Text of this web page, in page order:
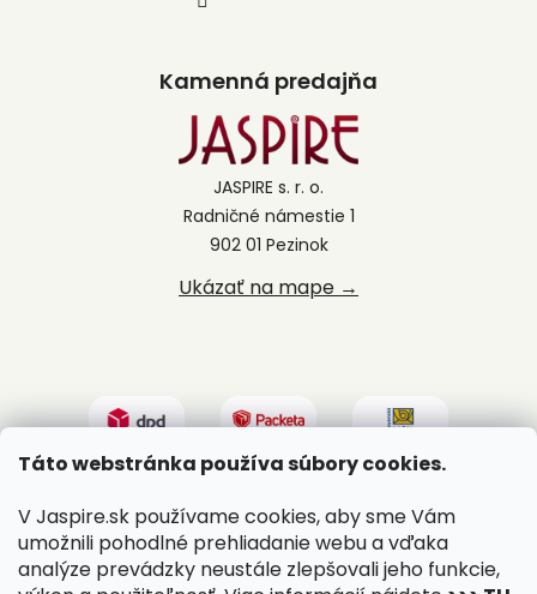
Táto webstránka používa súbory cookies.
V Jaspire.sk používame cookies, aby sme Vám
umožnili pohodlné prehliadanie webu a vďaka
analýze prevádzky neustále zlepšovali jeho funkcie,
Kamenná predajňa
JASPIRE s. r. o.
Radničné námestie 1
902 01 Pezinok
Ukázať na mape →